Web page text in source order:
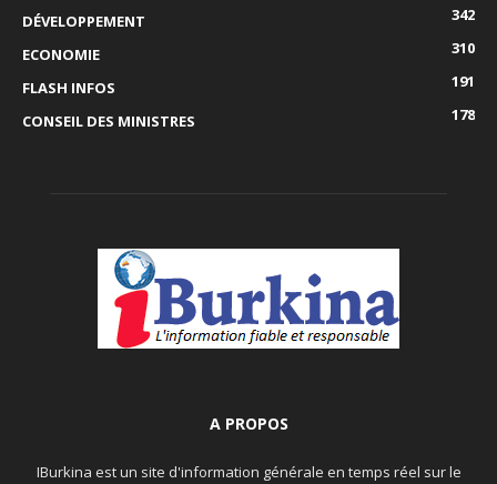
DÉVELOPPEMENT
342
ECONOMIE
310
FLASH INFOS
191
CONSEIL DES MINISTRES
178
A PROPOS
IBurkina est un site d'information générale en temps réel sur le